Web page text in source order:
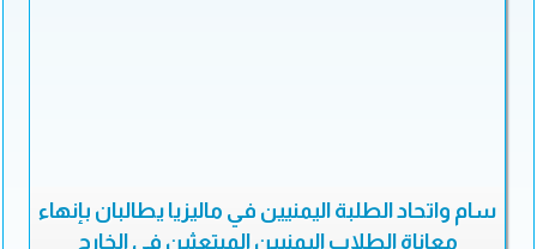
سام واتحاد الطلبة اليمنيين في ماليزيا يطالبان بإنهاء
معاناة الطلاب اليمنيين المبتعثين في الخارج